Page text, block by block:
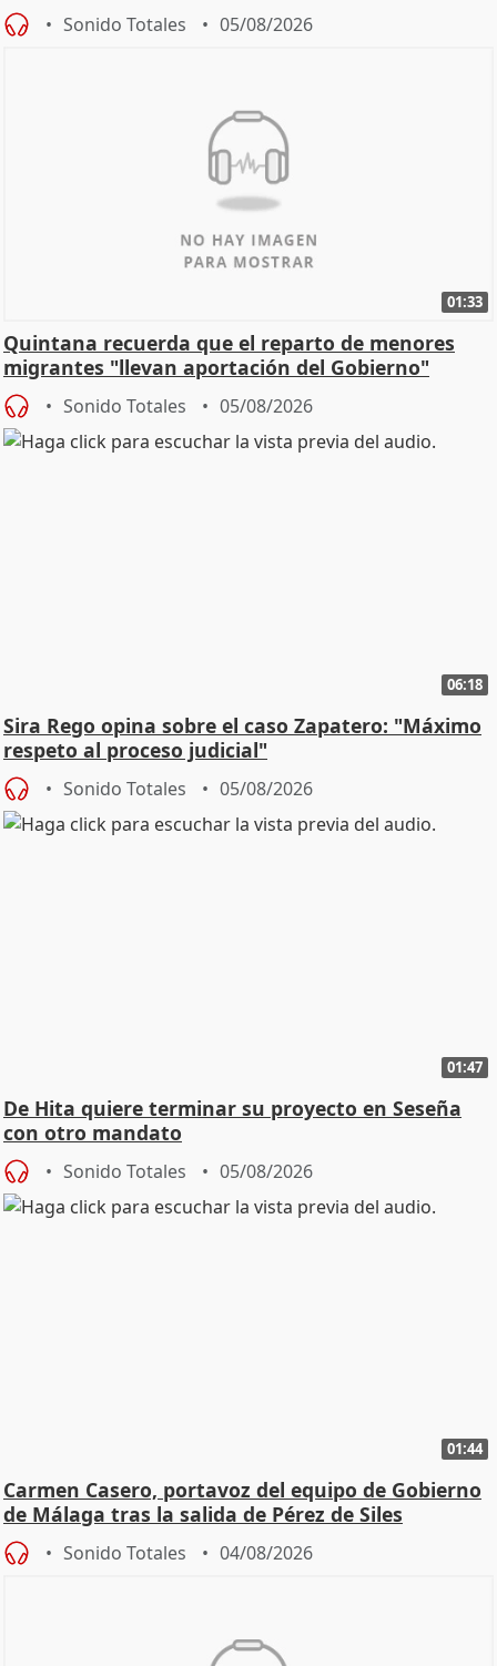
Sonido Totales 05/08/2026
01:33
Quintana recuerda que el reparto de menores
migrantes "llevan aportación del Gobierno"
central
Sonido Totales 05/08/2026
06:18
Sira Rego opina sobre el caso Zapatero: "Máximo
respeto al proceso judicial"
Sonido Totales 05/08/2026
01:47
De Hita quiere terminar su proyecto en Seseña
con otro mandato
Sonido Totales 05/08/2026
01:44
Carmen Casero, portavoz del equipo de Gobierno
de Málaga tras la salida de Pérez de Siles
Sonido Totales 04/08/2026